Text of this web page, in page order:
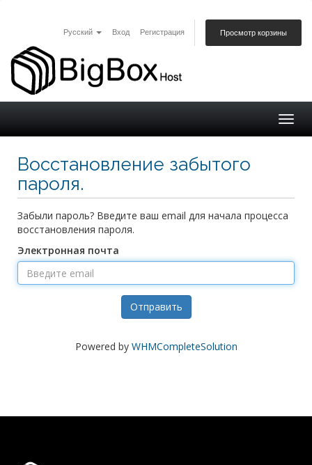
Русский Вход Регистрация Просмотр корзины
Восстановление забытого
пароля.
Забыли пароль? Введите ваш email для начала процесса
восстановления пароля.
Электронная почта
Отправить
Powered by WHMCompleteSolution